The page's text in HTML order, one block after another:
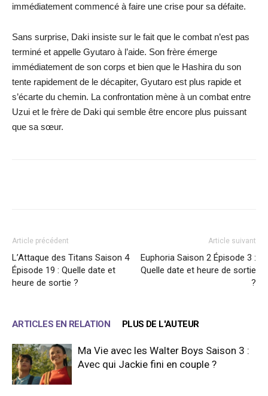
immédiatement commencé à faire une crise pour sa défaite.
Sans surprise, Daki insiste sur le fait que le combat n’est pas
terminé et appelle Gyutaro à l’aide. Son frère émerge
immédiatement de son corps et bien que le Hashira du son
tente rapidement de le décapiter, Gyutaro est plus rapide et
s’écarte du chemin. La confrontation mène à un combat entre
Uzui et le frère de Daki qui semble être encore plus puissant
que sa sœur.
Article précédent
L’Attaque des Titans Saison 4
Épisode 19 : Quelle date et
heure de sortie ?
Article suivant
Euphoria Saison 2 Épisode 3 :
Quelle date et heure de sortie
?
ARTICLES EN RELATION PLUS DE L'AUTEUR
Ma Vie avec les Walter Boys Saison 3 :
Avec qui Jackie fini en couple ?